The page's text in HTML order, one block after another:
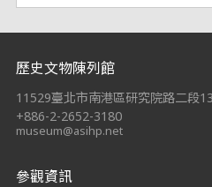
:::
歷史文物陳列館
11529臺北市南港區研究院路二段
+886-2-2652-3180
museum@asihp.net
參觀資訊